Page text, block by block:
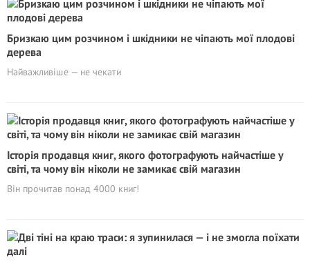
Бризкаю цим розчином і шкідники не чіпають мої плодові
дерева
Найважливіше — не чекати
Історія продавця книг, якого фотографують найчастіше у
світі, та чому він ніколи не замикає свій магазин
Він прочитав понад 4000 книг!